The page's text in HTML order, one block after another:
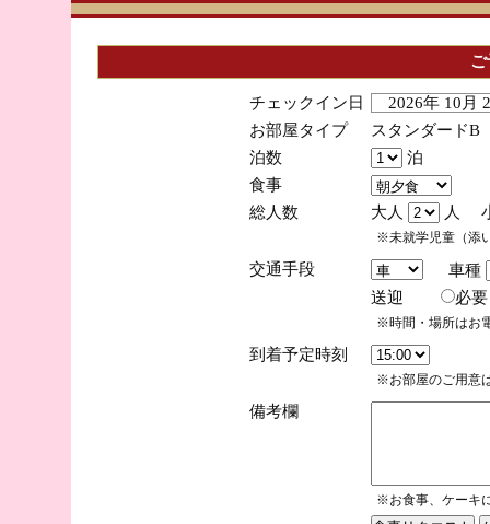
チェックイン日
2026年 10
お部屋タイプ
スタンダードB
泊数
泊
食事
総人数
大人 人
※未就学児童（添
交通手段
車種
送迎
※時間・場所はお
到着予定時刻
※お部屋のご用意
備考欄
※お食事、ケーキ